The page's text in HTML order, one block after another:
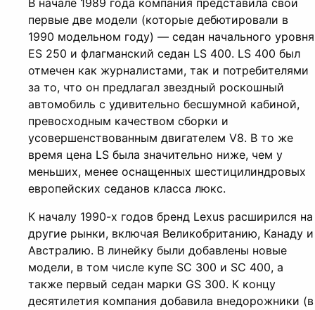
В начале 1989 года компания представила свои
первые две модели (которые дебютировали в
1990 модельном году) — седан начального уровня
ES 250 и флагманский седан LS 400. LS 400 был
отмечен как журналистами, так и потребителями
за то, что он предлагал звездный роскошный
автомобиль с удивительно бесшумной кабиной,
превосходным качеством сборки и
усовершенствованным двигателем V8. В то же
время цена LS была значительно ниже, чем у
меньших, менее оснащенных шестицилиндровых
европейских седанов класса люкс.
К началу 1990-х годов бренд Lexus расширился на
другие рынки, включая Великобританию, Канаду и
Австралию. В линейку были добавлены новые
модели, в том числе купе SC 300 и SC 400, а
также первый седан марки GS 300. К концу
десятилетия компания добавила внедорожники (в